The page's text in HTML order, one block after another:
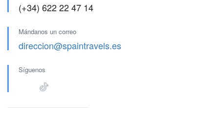
(+34) 622 22 47 14
Mándanos un correo
direccion@spaintravels.es
Síguenos